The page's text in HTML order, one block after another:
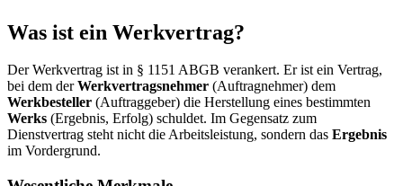
Was ist ein Werkvertrag?
Der Werkvertrag ist in § 1151 ABGB verankert. Er ist ein Vertrag,
bei dem derWerkvertragsnehmer (Auftragnehmer) dem
Werkbesteller (Auftraggeber) die Herstellung eines bestimmten
Werks (Ergebnis, Erfolg) schuldet. Im Gegensatz zum
Dienstvertrag steht nicht die Arbeitsleistung, sondern das Ergebnis
im Vordergrund.